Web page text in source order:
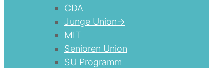
CDA
Junge Union->
MIT
Senioren Union
SU Programm